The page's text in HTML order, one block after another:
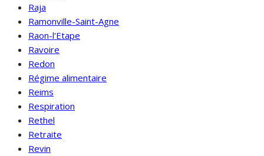
Raja
Ramonville-Saint-Agne
Raon-l'Etape
Ravoire
Redon
Régime alimentaire
Reims
Respiration
Rethel
Retraite
Revin